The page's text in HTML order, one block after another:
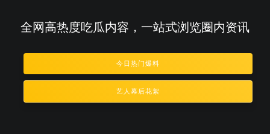
全网高热度吃瓜内容，一站式浏览圈内资讯
今日热门爆料
艺人幕后花絮